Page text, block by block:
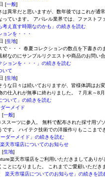
[一般]
は異常だと思いますが、数年後ではこれが通
っています。 アパレル業界では、ファストフ
考え直す時期なのかも」の続きを読む
ョンを・・・
[生地]
で・・・ 春夏コレクションの数点を下書き
材なのにサンプルリクエストや商品のお問い
ションを・・・」の続きを読む
いて
[生地]
うな日々は続いておりますが、皆様体調はお
の仕入れが無事に終わりました。 ７月末～8
ついて」の続きを読む
ーメイド
[一般]
スーツに参入。 無料で配布された採寸用ゾ
です。 ハイテク技術での洋服作りもここまで
ーダーメイド」の続きを読む
天市場店についてのお知らせ
[生地]
楽天市場店をご利用いただきましてあり
ことになりました。 これまでご愛顧いただき
楽天市場店についてのお知らせ」の続きを読